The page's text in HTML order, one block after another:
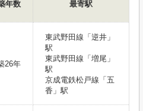
年数 最寄駅
26年
東武野田線「逆井」
駅
東武野田線「増尾」
駅
京成電鉄松戸線「五
香」駅